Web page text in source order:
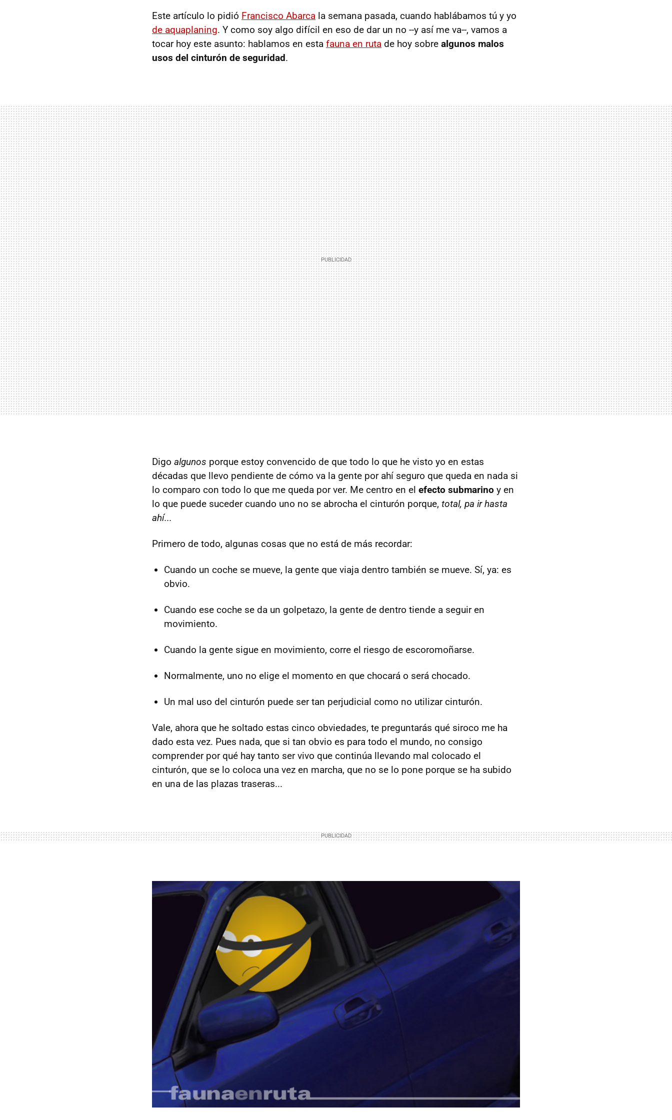
Este artículo lo pidió Francisco Abarca la semana pasada, cuando hablábamos tú y yo
de aquaplaning. Y como soy algo difícil en eso de dar un no --y así me va--, vamos a
tocar hoy este asunto: hablamos en esta fauna en ruta de hoy sobre algunos malos
usos del cinturón de seguridad.
Digo algunos porque estoy convencido de que todo lo que he visto yo en estas
décadas que llevo pendiente de cómo va la gente por ahí seguro que queda en nada si
lo comparo con todo lo que me queda por ver. Me centro en el efecto submarino y en
lo que puede suceder cuando uno no se abrocha el cinturón porque, total, pa ir hasta
ahí...
Primero de todo, algunas cosas que no está de más recordar:
Cuando un coche se mueve, la gente que viaja dentro también se mueve. Sí, ya: es
obvio.
Cuando ese coche se da un golpetazo, la gente de dentro tiende a seguir en
movimiento.
Cuando la gente sigue en movimiento, corre el riesgo de escoromoñarse.
Normalmente, uno no elige el momento en que chocará o será chocado.
Un mal uso del cinturón puede ser tan perjudicial como no utilizar cinturón.
Vale, ahora que he soltado estas cinco obviedades, te preguntarás qué siroco me ha
dado esta vez. Pues nada, que si tan obvio es para todo el mundo, no consigo
comprender por qué hay tanto ser vivo que continúa llevando mal colocado el
cinturón, que se lo coloca una vez en marcha, que no se lo pone porque se ha subido
en una de las plazas traseras...